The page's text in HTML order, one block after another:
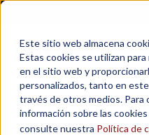
Este sitio web almacena
Estas cookies se utilizan
en el sitio web y
personalizados, tanto en
través de otros medios. Para
información sobre las
consulte nuestra Política de
Blog